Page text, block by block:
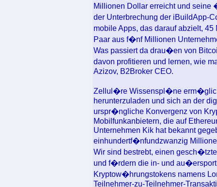
Millionen Dollar erreicht und seine
der Unterbrechung der iBuildApp-
mobile Apps, das darauf abzielt,
Paar aus f�nf Millionen
Was passiert da drau�en von
davon profitieren und lernen, wie
Azizov, B2Broker CEO.
Zellul�re Wissenspl�ne
herunterzuladen und sich an der
urspr�ngliche Konvergenz von
Mobilfunkanbietern, die auf
Unternehmen Kik hat bekannt
einhundertf�nfundzwanzig
Wir sind bestrebt, einen
und f�rdern die in- und
Kryptow�hrungstokens namens
Teilnehmer-zu-Teilnehmer-